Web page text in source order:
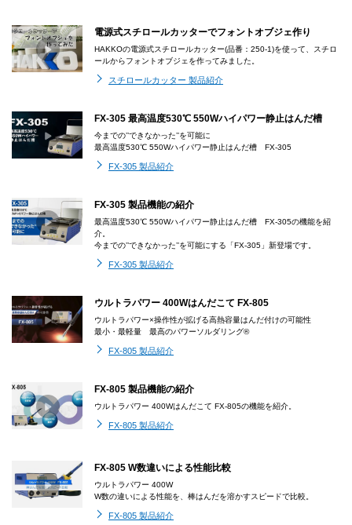
電源式スチロールカッターでフォントオブジェ作り
HAKKOの電源式スチロールカッター(品番：250-1)を使って、スチロ
ールからフォントオブジェを作ってみました。
スチロールカッター 製品紹介
FX-305 最高温度530℃ 550Wハイパワー静止はんだ槽
今までの’’できなかった’’を可能に
最高温度530℃ 550Wハイパワー静止はんだ槽 FX-305
FX-305 製品紹介
FX-305 製品機能の紹介
最高温度530℃ 550Wハイパワー静止はんだ槽 FX-305の機能を紹
介。
今までの’’できなかった’’を可能にする「FX-305」新登場です。
FX-305 製品紹介
ウルトラパワー 400Wはんだこて FX-805
ウルトラパワー×操作性が拡げる高熱容量はんだ付けの可能性
最小・最軽量 最高のパワーソルダリング®
FX-805 製品紹介
FX-805 製品機能の紹介
ウルトラパワー 400Wはんだこて FX-805の機能を紹介。
FX-805 製品紹介
FX-805 W数違いによる性能比較
ウルトラパワー 400W
W数の違いによる性能を、棒はんだを溶かすスピードで比較。
FX-805 製品紹介